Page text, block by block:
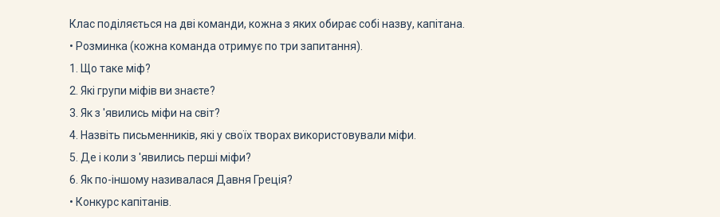
Клас поділяється на дві команди, кожна з яких обирає собі назву, капітана.
• Розминка (кожна команда отримує по три запитання).
1. Що таке міф?
2. Які групи міфів ви знаєте?
3. Як з 'явились міфи на світ?
4. Назвіть письменників, які у своїх творах використо­вували міфи.
5. Де і коли з 'явились перші міфи?
6. Як по-іншому називалася Давня Греція?
• Конкурс капітанів.